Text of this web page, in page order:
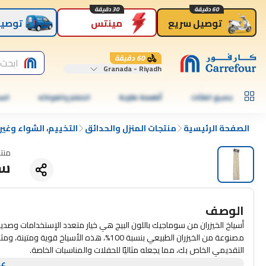
توصيل سريع
60 دقيقة
مينتس
30 دقيقة
60 دقيقة
Granada - Riyadh
جميع الفئات أطعمة طازجة الخضار والفواكه
الصفحة الرئيسية منتجات المنزل والحدائق التخييم، الشواء
الوصف
أسياخ الخيزران من سوماجيك باللون البيج هي خيار متعدد الإستخدامات
مصنوعة من الخيزران الطبيعي بنسبة 100%،
التقديمي الخاص بك، مما يجعله مثاليًا للحفلات والمناسبات الخاصة.
بطول 25 بوصة، توفر هذه الأسياخ مساحة واسعة لجميع مكوناتك.